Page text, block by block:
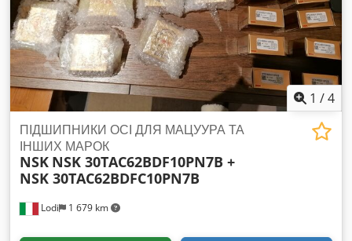
1 /4
Lodi 1 679 km
ПІДШИПНИКИ ОСІ ДЛЯ МАЦУУРА ТА
ІНШИХ МАРОК
NSK NSK 30TAC62BDF10PN7B +
NSK 30TAC62BDFC10PN7B